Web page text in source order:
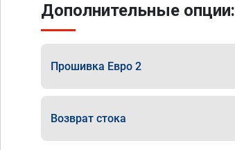
Дополнительные опции:
Прошивка Евро 2
Возврат стока